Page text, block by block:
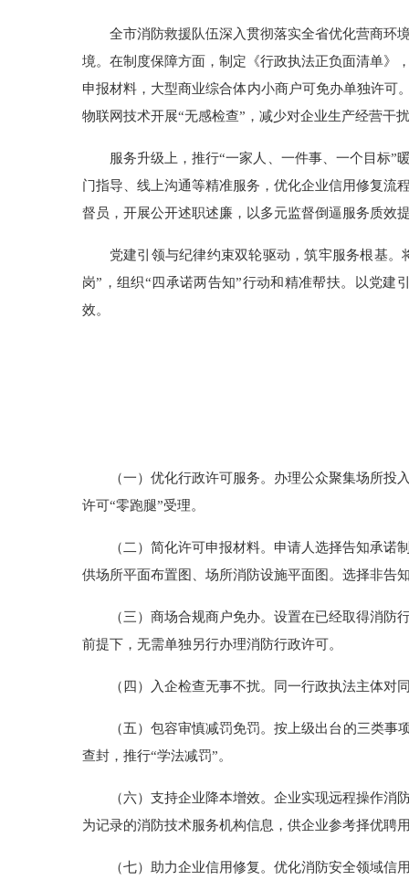
全市消防救援队伍深入贯彻落实全省优化营商环
境。在制度保障方面，制定《行政执法正负面清单》
申报材料，大型商业综合体内小商户可免办单独许可
物联网技术开展“无感检查”，减少对企业生产经营干
服务升级上，推行“一家人、一件事、一个目标”
门指导、线上沟通等精准服务，优化企业信用修复流
督员，开展公开述职述廉，以多元监督倒逼服务质效
党建引领与纪律约束双轮驱动，筑牢服务根基
岗”，组织“四承诺两告知”行动和精准帮扶。以党
效。
（一）优化行政许可服务。办理公众聚集场所
许可“零跑腿”受理。
（二）简化许可申报材料。申请人选择告知承
供场所平面布置图、场所消防设施平面图。选择非告
（三）商场合规商户免办。设置在已经取得消
前提下，无需单独另行办理消防行政许可。
（四）入企检查无事不扰。同一行政执法主体
（五）包容审慎减罚免罚。按上级出台的三类
查封，推行“学法减罚”。
（六）支持企业降本增效。企业实现远程操作
为记录的消防技术服务机构信息，供企业参考择优聘
（七）助力企业信用修复。优化消防安全领域